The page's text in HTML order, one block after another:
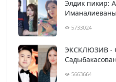
Элдик пикир:
5733024
ЭКСКЛЮЗИВ -
5663664